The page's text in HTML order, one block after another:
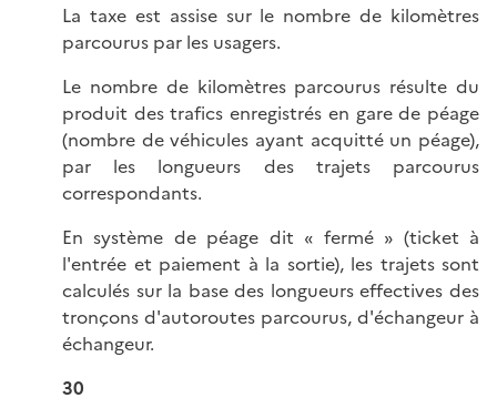
La taxe est assise sur le nombre de kilomètres
parcourus par les usagers.
Le nombre de kilomètres parcourus résulte du
produit des trafics enregistrés en gare de péage
(nombre de véhicules ayant acquitté un péage),
par les longueurs des trajets parcourus
correspondants.
En système de péage dit « fermé » (ticket à
l'entrée et paiement à la sortie), les trajets sont
calculés sur la base des longueurs effectives des
tronçons d'autoroutes parcourus, d'échangeur à
échangeur.
30